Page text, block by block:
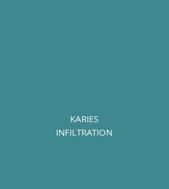
KARIES
INFILTRATION